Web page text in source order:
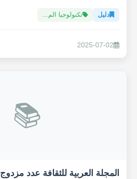
دليل تكنولوجيا الم...
2025-07-02
📚
المجلة العربية للثقافة عدد مزدوج 69/70